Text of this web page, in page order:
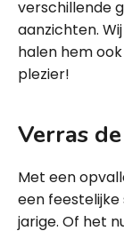
verschillende
aanzichten.
halen hem
plezier!
Verras
Met een
een
jarige. Of het